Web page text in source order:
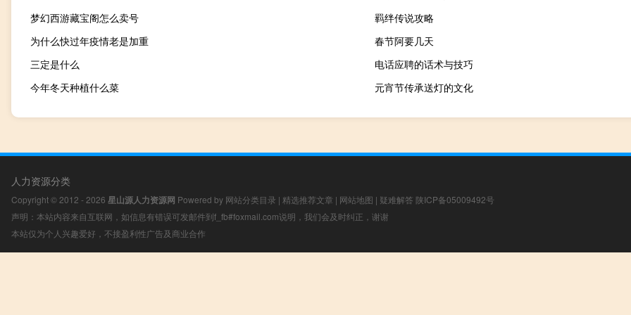
梦幻西游藏宝阁怎么卖号
羁绊传说攻略
为什么快过年疫情老是加重
春节阿要几天
三定是什么
电话应聘的话术与技巧
今年冬天种植什么菜
元宵节传承送灯的文化
人力资源分类
Copyright © 2012 - 2026 星山源人力资源网 Powered by 网站分类目录 | 精选推荐文章 | 网站地图 | 疑难解答 陕ICP备05009492号
声明：本站内容来自互联网，如信息有错误可发邮件到f_fb#foxmail.com说明，我们会及时纠正，谢谢
本站仅为个人兴趣爱好，不接盈利性广告及商业合作